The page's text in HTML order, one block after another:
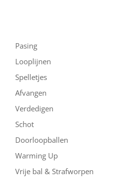
Pasing
Looplijnen
Spelletjes
Afvangen
Verdedigen
Schot
Doorloopballen
Warming Up
Vrije bal & Strafworpen